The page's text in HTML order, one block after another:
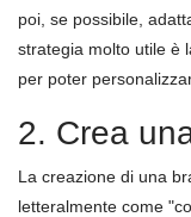
poi, se possibile,
strategia molto utile è
per poter
2. Crea
La creazione di una
letteralmente come